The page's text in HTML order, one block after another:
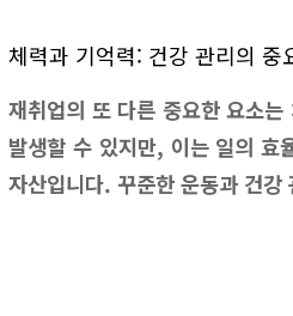
체력과 기억력: 건강 관리의 중
재취업의 또 다른 중요한 요소
발생할 수 있지만, 이는 일의 효
자산입니다. 꾸준한 운동과 건